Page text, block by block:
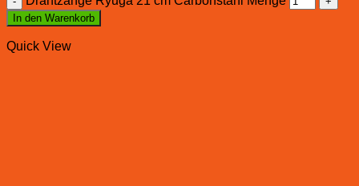
In den Warenkorb
Quick View